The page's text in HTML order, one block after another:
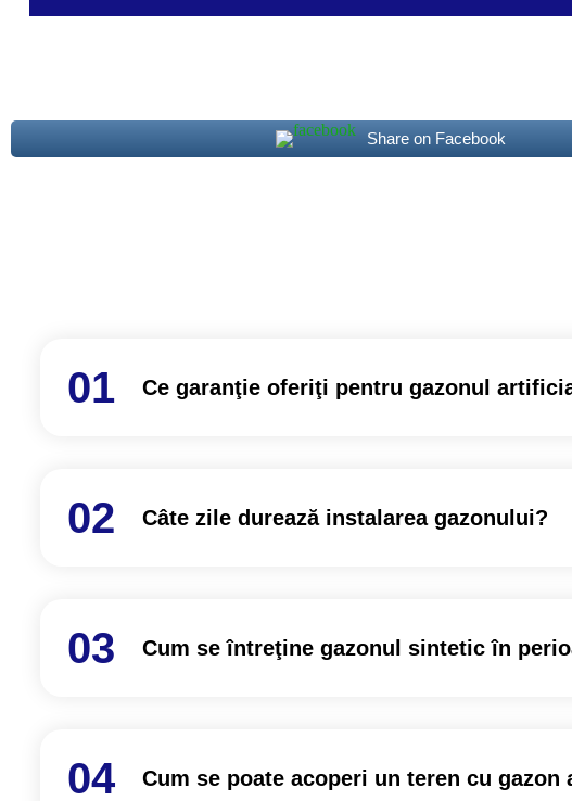
Share on Facebook
Ce garanţie oferiţi pentru gazonul
Câte zile durează instalarea gazonului?
Cum se întreţine gazonul sintetic în
Cum se poate acoperi un teren cu gazon